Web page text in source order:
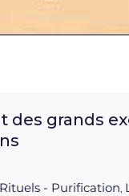
des grands
- Purification,